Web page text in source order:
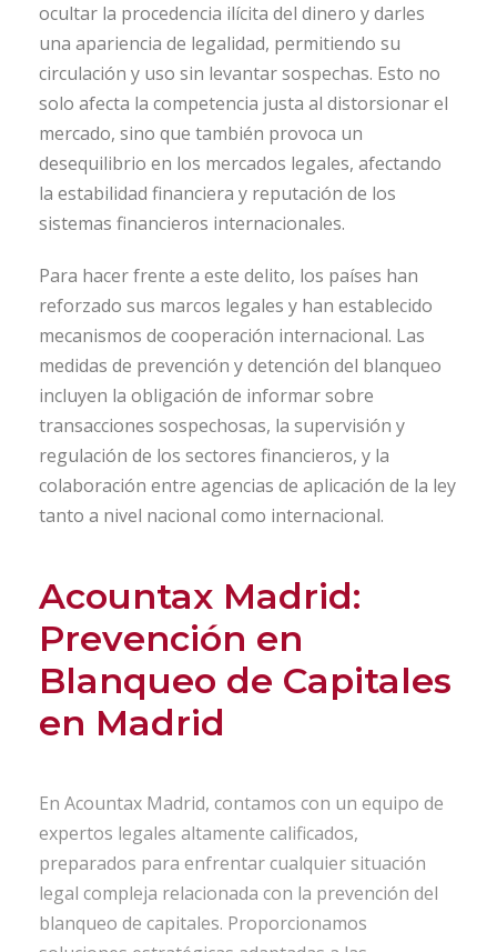
ocultar la procedencia ilícita del dinero y darles
una apariencia de legalidad, permitiendo su
circulación y uso sin levantar sospechas. Esto no
solo afecta la competencia justa al distorsionar el
mercado, sino que también provoca un
desequilibrio en los mercados legales, afectando
la estabilidad financiera y reputación de los
sistemas financieros internacionales.
Para hacer frente a este delito, los países han
reforzado sus marcos legales y han establecido
mecanismos de cooperación internacional. Las
medidas de prevención y detención del blanqueo
incluyen la obligación de informar sobre
transacciones sospechosas, la supervisión y
regulación de los sectores financieros, y la
colaboración entre agencias de aplicación de la ley
tanto a nivel nacional como internacional.
Acountax Madrid:
Prevención en
Blanqueo de Capitales
en Madrid
En Acountax Madrid, contamos con un equipo de
expertos legales altamente calificados,
preparados para enfrentar cualquier situación
legal compleja relacionada con la prevención del
blanqueo de capitales. Proporcionamos